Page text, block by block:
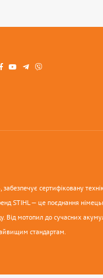
сертифіковану
STIHL — це поєднання
Від мотопил до сучасних
стандартам.